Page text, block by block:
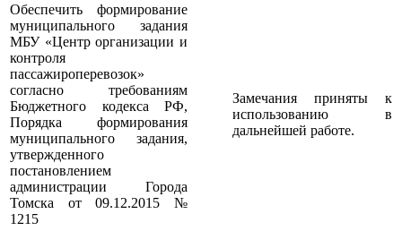
Обеспечить формирование
муниципального задания
МБУ «Центр организации и
контроля
пассажироперевозок»
согласно требованиям
Бюджетного кодекса РФ,
Порядка формирования
муниципального задания,
утвержденного
постановлением
администрации Города
Томска от 09.12.2015 №
1215
Замечания приняты к
использованию в
дальнейшей работе.